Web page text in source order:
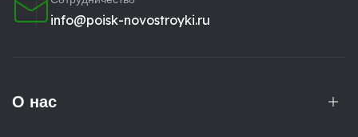
info@poisk-novostroyki.ru
О нас